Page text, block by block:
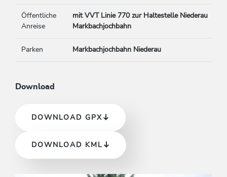
Öffentliche
Anreise
mit VVT Linie 770 zur Haltestelle Niederau
Markbachjochbahn
Parken Markbachjochbahn Niederau
Download
DOWNLOAD GPX
DOWNLOAD KML